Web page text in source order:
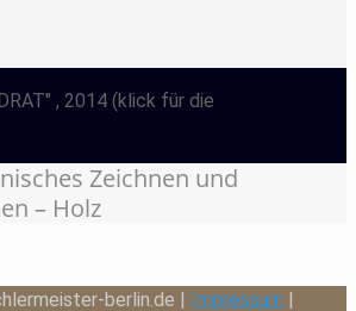
, 2014 (klick für die
Zeichnen und
– Holz
berlin.de | Impressum